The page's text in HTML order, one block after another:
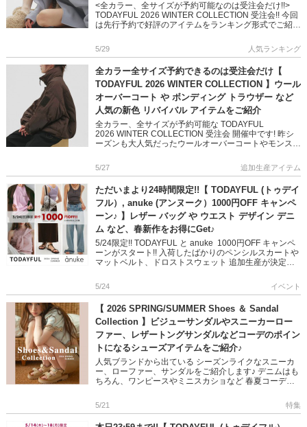
<全カラー、全サイズが予約可能なのは受注会だけ!!>
TODAYFUL 2026 WINTER COLLECTION 受注会!! 今回
は先行予約で好評のアイテムをランキング形式でご紹介
5/29 人気ランキング
全カラー全サイズ予約できるのは受注会だけ【
TODAYFUL 2026 WINTER COLLECTION 】ウール
オーバーコート や ボンディング トラウザー など
人気の新色 リバイバル アイテムをご紹介
全カラー、全サイズが予約可能な TODAYFUL
2026 WINTER COLLECTION 受注会 開催中です! 昨シ
ーズンも大人気だったウールオーバーコートやモンスタ
5/27 追加生産アイテム
ただいまより24時間限定!!【 TODAYFUL (トゥデイ
フル）, anuke (アンヌーク）1000円OFF キャンペ
ーン♪ 】レザー バッグ や ウエスト デザイン デニ
ム など、春新作をお得にGet♪
5/24限定!! TODAYFUL と anuke 1000円OFF キャンペ
ーンがスタート!! 入荷したばかりのペンシルスカートや
マットベルト、ドロストスウェット 追加生産が決定し
5/24 イベント
【 2026 SPRING/SUMMER Shoes ＆ Sandal
Collection 】ビジューサンダルやスニーカーロー
ファー、レザートングサンダルなどコーデのポイン
トになるシューズアイテムをご紹介♪
人気ブランドから出ている シーズンライクなスニーカ
ー、ローファー、サンダルをご紹介します♪ デニムはも
ちろん、ワンピースやミニスカショなど 春夏コーデに
入れるのにぴったり […]
5/21 特集